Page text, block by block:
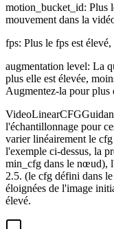
motion_bucket_id: Plus
mouvement dans la
fps: Plus le fps est
augmentation level: La
plus elle est élevée,
Augmentez-la pour plus
l'échantillonnage pour
varier linéairement le
l'exemple ci-dessus, la
min_cfg dans le nœud),
2.5. (le cfg défini dans
éloignées de l'image
élevé.